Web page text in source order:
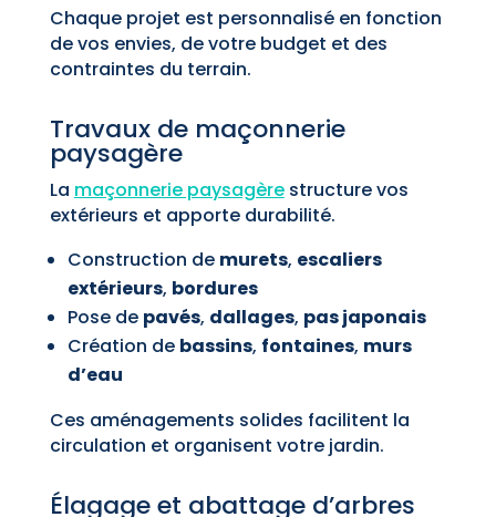
Chaque projet est personnalisé en fonction
de vos envies, de votre budget et des
contraintes du terrain.
Travaux de maçonnerie
paysagère
La maçonnerie paysagèrestructure vos
extérieurs et apporte durabilité.
Construction de murets, escaliers
extérieurs, bordures
Pose de pavés, dallages, pas japonais
Création de bassins, fontaines, murs
d’eau
Ces aménagements solides facilitent la
circulation et organisent votre jardin.
Élagage et abattage d’arbres